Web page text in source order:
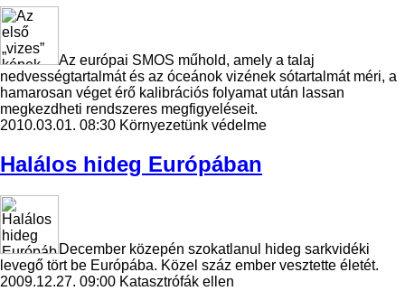
Az európai SMOS műhold, amely a talaj
nedvességtartalmát és az óceánok vizének sótartalmát méri, a
hamarosan véget érő kalibrációs folyamat után lassan
megkezdheti rendszeres megfigyeléseit.
2010.03.01. 08:30 Környezetünk védelme
Halálos hideg Európában
December közepén szokatlanul hideg sarkvidéki
levegő tört be Európába. Közel száz ember vesztette életét.
2009.12.27. 09:00 Katasztrófák ellen